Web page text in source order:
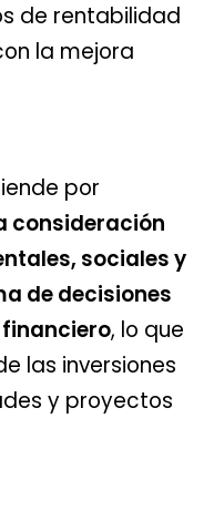
de rentabilidad
la mejora
por
consideración
sociales y
de decisiones
financiero, lo que
las inversiones
y proyectos